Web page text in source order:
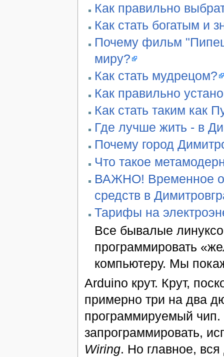
Как правильно
Как стать богатым и
Почему фильм
миру?
Как стать мудрецом?
Как правильно
Как стать таким как
Где лучше жить - в
Почему город
Что такое
ВАЖНО! Временное
средств в
Тарифы на
Все бывалые
программировать
компьютеру. Мы
Arduino крут. Крут,
примерно три на два
программируемый чип.
запрограммировать,
Wiring. Но главное,